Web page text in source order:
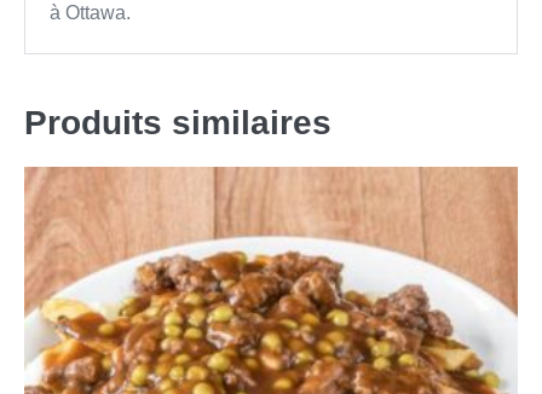
à Ottawa.
Produits similaires